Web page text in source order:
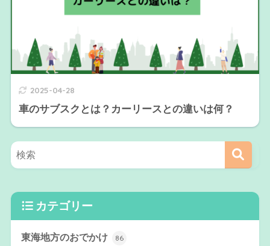
2025-04-28
車のサブスクとは？カーリースとの違いは何？
カテゴリー
東海地方のおでかけ 86